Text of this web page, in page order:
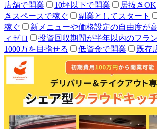
店舗で開業
10坪以下で開業 居抜きOK
きスペースで稼ぐ
副業としてスタート
稼ぐ
新メニューや価格設定の自由度が
ィゼロ
投資回収期間が半年以内のフラ
1000万を目指せる
低資金で開業 既存